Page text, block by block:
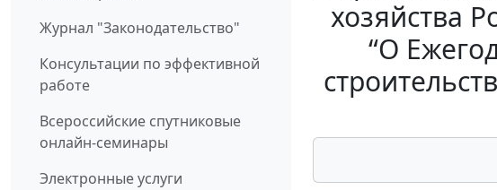
Журнал "Законодательство"
Консультации по эффективной
работе
Всероссийские спутниковые
онлайн-семинары
Электронные услуги
хозяйства
“О